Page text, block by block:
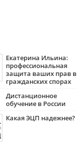
Екатерина Ильина:
профессиональная
защита ваших прав в
гражданских спорах
Дистанционное
обучение в России
Какая ЭЦП надежнее?